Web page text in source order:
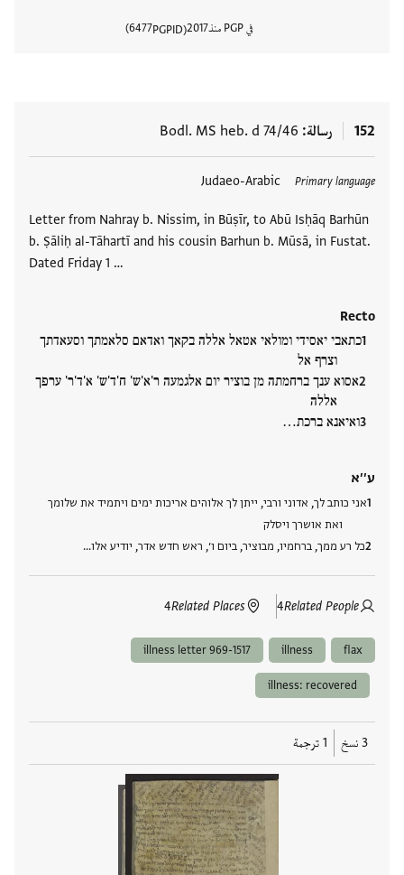
في PGP منذ 2017
PGPID
6477
152 رسالة Bodl. MS heb. d 74/46
Primary language
Judaeo-Arabic
Letter from Nahray b. Nissim, in Būṣīr, to Abū Isḥāq Barhūn
b. Ṣāliḥ al-Tāhartī and his cousin Barhun b. Mūsā, in Fustat.
Dated Friday 1 …
Recto
כתאבי יאסידי ומולאי אטאל אללה בקאך ואדאם סלאמתך וסעאדתך
וצרף אל
אסוא ענך ברחמתה מן בוציר יום אלגמעה ר'א'ש' ח'ד'ש' א'ד'ר' ערפך
אללה
ואיאנא ברכת…
ע׳׳א
אני כותב לך, אדוני ורבי, ייתן לך אלוהים אריכות ימים ויתמיד את שלומך
ואת אושרך ויסלק
כל רע ממך, ברחמיו, מבוציר, ביום ו׳, ראש חדש אדר, יודיע אלו…
Related People
4
Related Places
4
العلامات
flax
illness
illness letter 969-1517
illness: recovered
3 نسخ 1 ترجمة